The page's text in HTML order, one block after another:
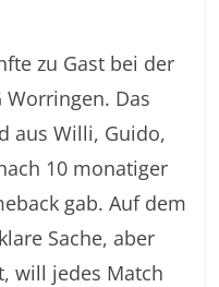
zu Gast bei der
Das
aus Willi, Guido,
10 monatiger
gab. Auf dem
Sache, aber
will jedes Match